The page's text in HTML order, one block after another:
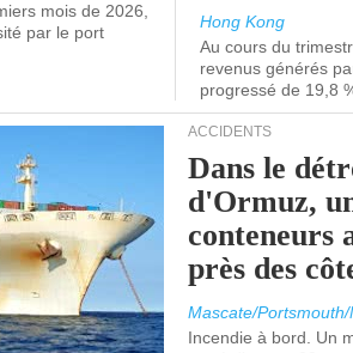
mois de 2026,
par le port
Hong Kong
Au cours du
revenus générés
progressé de 19,8
ACCIDENTS
Dans le
d'Ormuz,
conteneurs
près des
Mascate/
Incendie à bord. Un